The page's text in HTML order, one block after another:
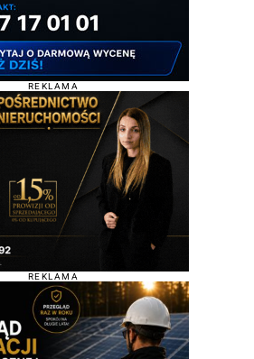
REKLAMA
REKLAMA